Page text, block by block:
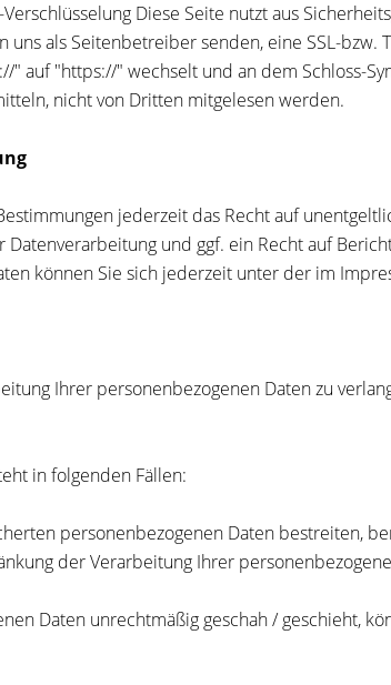
Diese Seite nutzt aus
als Seitenbetreiber senden, eine SSL-bzw.
auf "https://" wechselt und an dem Schloss-
nicht von Dritten mitgelesen werden.
jederzeit das Recht auf
und ggf. ein Recht auf
können Sie sich jederzeit unter der im
Ihrer personenbezogenen Daten zu
in folgenden Fällen:
personenbezogenen Daten bestreiten,
der Verarbeitung Ihrer
Daten unrechtmäßig geschah / geschieht,